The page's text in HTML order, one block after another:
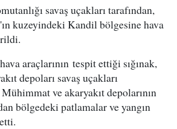
savaş uçakları tarafından,
kuzeyindeki Kandil bölgesine hava
araçlarının tespit ettiği sığınak,
depoları savaş uçakları
ve akaryakıt depolarının
bölgedeki patlamalar ve yangın